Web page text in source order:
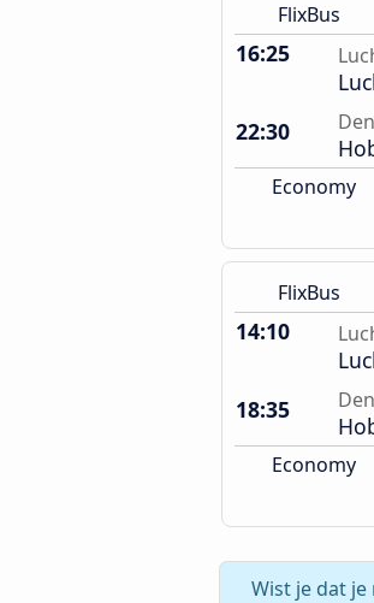
FlixBus
16:25
22:30
Economy
FlixBus
14:10
18:35
Economy
Wist je dat je